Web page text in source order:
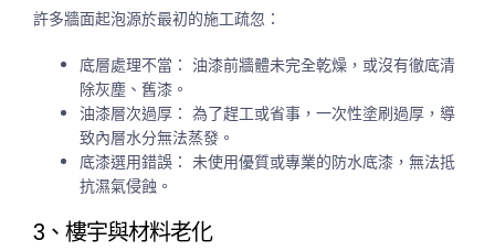
許多牆面起泡源於最初的施工疏忽：
底層處理不當： 油漆前牆體未完全乾燥，或沒有徹底清
除灰塵、舊漆。
油漆層次過厚： 為了趕工或省事，一次性塗刷過厚，導
致內層水分無法蒸發。
底漆選用錯誤： 未使用優質或專業的防水底漆，無法抵
抗濕氣侵蝕。
3、樓宇與材料老化